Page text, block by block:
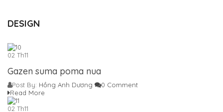
DESIGN
02 Th11
Gazen suma poma nua
Post By: Hồng Anh Dương
0 Comment
Read More
02 Th11